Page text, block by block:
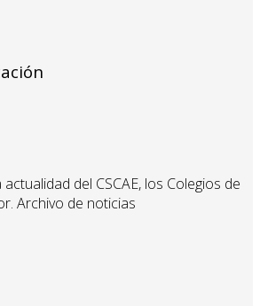
del CSCAE, los Colegios de
Archivo de noticias